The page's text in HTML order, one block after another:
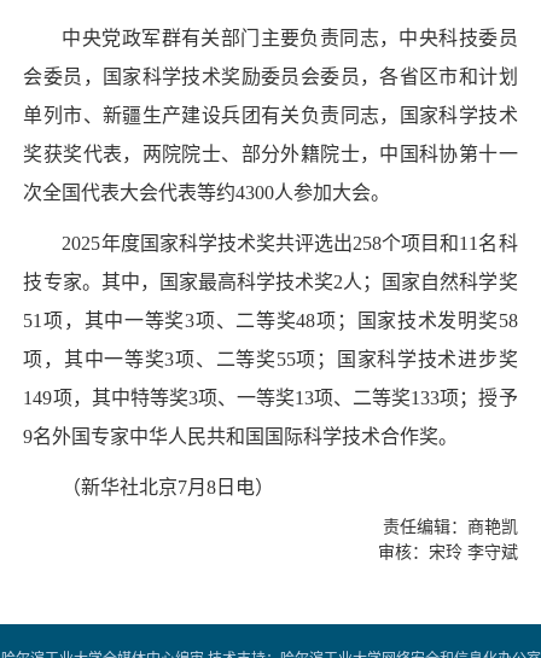
中央党政军群有关部门主要负责同志，中央科技委员
会委员，国家科学技术奖励委员会委员，各省区市和计划
单列市、新疆生产建设兵团有关负责同志，国家科学技术
奖获奖代表，两院院士、部分外籍院士，中国科协第十一
次全国代表大会代表等约4300人参加大会。
2025年度国家科学技术奖共评选出258个项目和11名科
技专家。其中，国家最高科学技术奖2人；国家自然科学奖
51项，其中一等奖3项、二等奖48项；国家技术发明奖58
项，其中一等奖3项、二等奖55项；国家科学技术进步奖
149项，其中特等奖3项、一等奖13项、二等奖133项；授予
9名外国专家中华人民共和国国际科学技术合作奖。
（新华社北京7月8日电）
责任编辑：商艳凯
审核：宋玲 李守斌